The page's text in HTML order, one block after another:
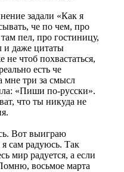
задали «Как я
че по чем, про
пел, про гостиницу,
и даже цитаты
не чтоб похвастаться,
есть че
мне три за смысл
«Пиши по-русски».
что ты никуда не
Вот выиграю
я сам радуюсь. Так
мир радуется, а если
восьмое марта